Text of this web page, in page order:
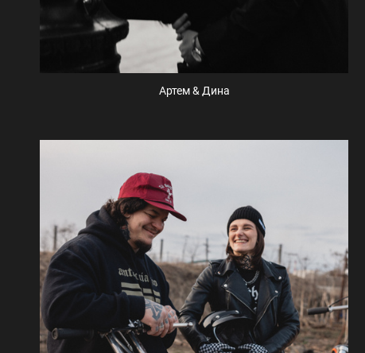
Артем & Дина